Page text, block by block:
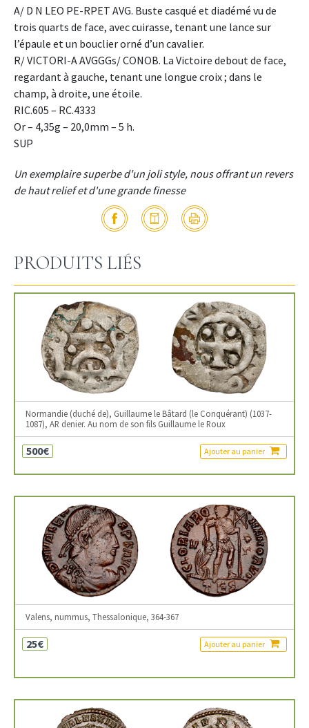
A/ D N LEO PE-RPET AVG. Buste casqué et diadémé vu de
trois quarts de face, avec cuirasse, tenant une lance sur
l’épaule et un bouclier orné d’un cavalier.
R/ VICTORI-A AVGGGs/ CONOB. La Victoire debout de face,
regardant à gauche, tenant une longue croix ; dans le
champ, à droite, une étoile.
RIC.605 – RC.4333
Or – 4,35g – 20,0mm – 5 h.
SUP
Un exemplaire superbe d'un joli style, nous offrant un revers
de haut relief et d'une grande finesse
PRODUITS LIÉS
Normandie (duché de), Guillaume le Bâtard (le Conquérant) (1037-
1087), AR denier. Au nom de son fils Guillaume le Roux
500€ Ajouter au panier
Valens, nummus, Thessalonique, 364-367
25€ Ajouter au panier